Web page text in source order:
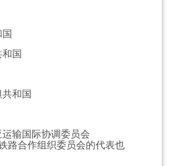
国
和国
输国际协调委员会
路合作组织委员会的代表也